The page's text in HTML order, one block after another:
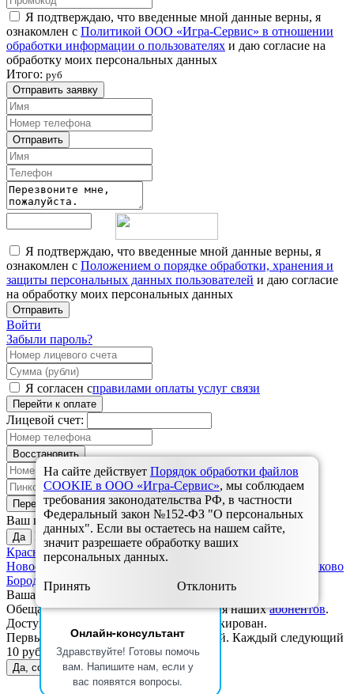
Онлайн-консультант
Здравствуйте! Готовы помочь
вам. Напишите нам, если у
вас появятся вопросы.
Я подтверждаю, что введенные мной данные верны, я
ознакомлен с Политикой ООО «Игра-Сервис» в отношении
обработки информации о пользователях и даю согласие на
обработку моих персональных данных
Итого: руб
Отправить заявку
Отправить
Я подтверждаю, что введенные мной данные верны, я
ознакомлен с Положением о порядке обработки, хранения и
защиты персональных данных пользователей и даю согласие
на обработку моих персональных данных
Отправить
Войти
Забыли пароль?
Я согласен справилами оплаты услуг связи
Перейти к оплате
Лицевой счет:
Восстановить
Перейти к оплате
Ваш городКрасноярск?
Да
Выбрать другой:
Красноярск Дивногорск Зеленогорск
Новоселово, Балахта
Ульяновск
Березовка, Зыково
Бородино
Уяр, Громадск
Ваша заявка успешно отправлена.
Обещанный платёж доступен только для нашихабонентов.
Доступ на вашем лицевом счете не блокирован.
Первый обещанный платёж бесплатный. Каждый следующий
10 рублей.
Да, согласен Спасибо, не надо
На сайте действует Порядок обработки файлов
COOKIE в ООО «Игра-Сервис», мы соблюдаем
требования законодательства РФ, в частности
Федеральный закон №152-ФЗ "О персональных
данных". Если вы остаетесь на нашем сайте,
значит разрешаете обработку ваших
персональных данных.
Принять Отклонить